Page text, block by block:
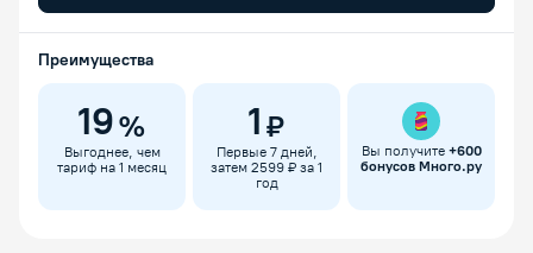
Преимущества
19%
Выгоднее, чем
тариф на 1 месяц
1 ₽
Первые 7 дней,
затем 2599 ₽ за 1
год
Вы получите +600
бонусов Много.ру